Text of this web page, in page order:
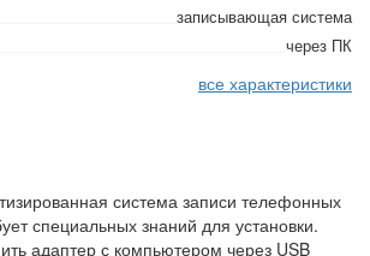
записывающая система
через ПК
все характеристики
система записи телефонных
специальных знаний для установки.
адаптер с компьютером через USB